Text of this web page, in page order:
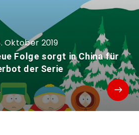
Oktober 2019
Folge sorgt in China für
der Serie